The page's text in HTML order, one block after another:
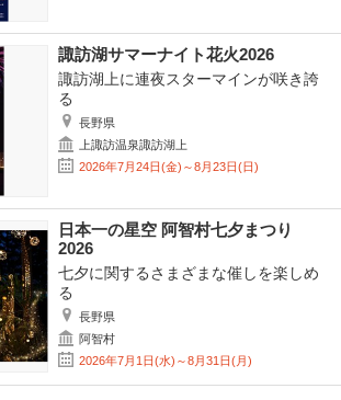
諏訪湖サマーナイト花火2026
諏訪湖上に連夜スターマインが咲き誇
る
長野県
上諏訪温泉諏訪湖上
2026年7月24日(金)～8月23日(日)
日本一の星空 阿智村七夕まつり
2026
七夕に関するさまざまな催しを楽しめ
る
長野県
阿智村
2026年7月1日(水)～8月31日(月)